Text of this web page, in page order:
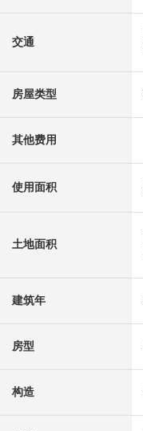
交通
房屋类型
其他费用
使用面积
土地面积
建筑年
房型
构造